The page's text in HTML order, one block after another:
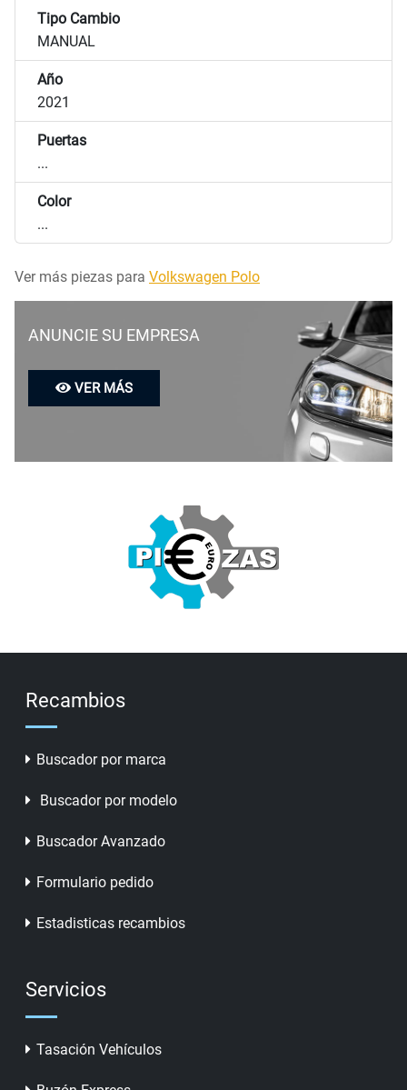
Tipo Cambio
MANUAL
Año
2021
Puertas
...
Color
...
Ver más piezas para Volkswagen Polo
ANUNCIE SU EMPRESA
VER MÁS
Recambios
Buscador por marca
Buscador por modelo
Buscador Avanzado
Formulario pedido
Estadisticas recambios
Servicios
Tasación Vehículos